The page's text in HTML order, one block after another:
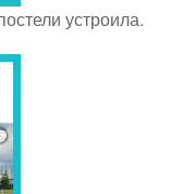
устроила.